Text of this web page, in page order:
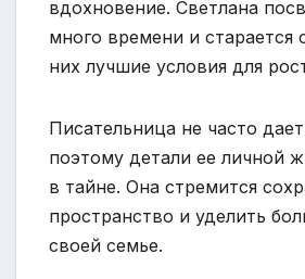
вдохновение. Светлана
много времени и старается
них лучшие условия для
Писательница не часто
поэтому детали ее личной
в тайне. Она стремится
пространство и уделить
своей семье.